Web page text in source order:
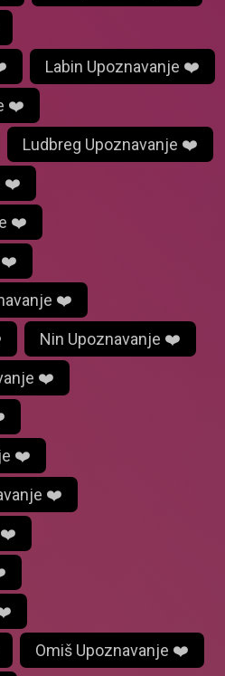
Labin Upoznavanje ❤️
❤️
Ludbreg Upoznavanje ❤️
❤️
❤️
❤️
❤️
Nin Upoznavanje ❤️
❤️
❤️
❤️
❤️
Omiš Upoznavanje ❤️